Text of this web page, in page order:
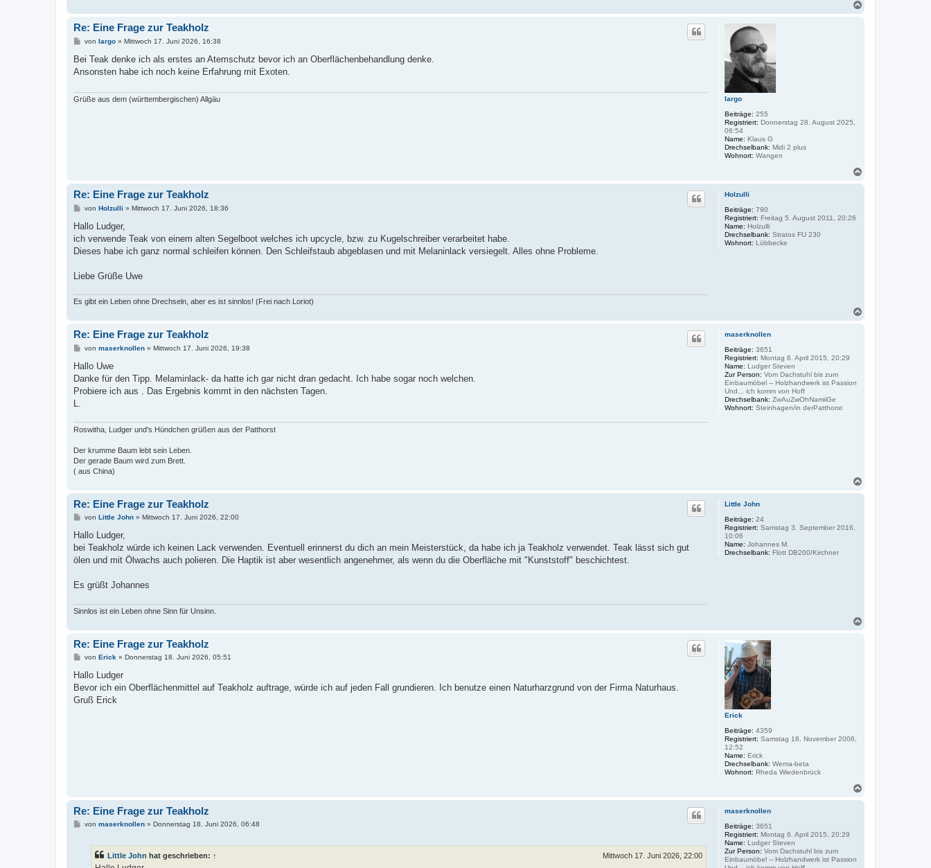
largo
Beiträge: 255
Registriert: Donnerstag 28. August 2025,
06:54
Name: Klaus G
Drechselbank: Midi 2 plus
Wohnort: Wangen
Re: Eine Frage zur Teakholz
B
i
r
von largo» Mittwoch 17. Juni 2026, 16:38
Bei Teak denke ich als erstes an Atemschutz bevor ich an Oberflächenbehandlung denke.
Ansonsten habe ich noch keine Erfahrung mit Exoten.
Grüße aus dem (württembergischen) Allgäu
Holzulli
Beiträge: 790
Registriert: Freitag 5. August 2011, 20:26
Name: Holzulli
Drechselbank: Stratos FU 230
Wohnort: Lübbecke
Re: Eine Frage zur Teakholz
B
i
r
a
von Holzulli » Mittwoch 17. Juni 2026, 18:36
Hallo Ludger,
ich verwende Teak von einem alten Segelboot welches ich upcycle, bzw. zu Kugelschreiber verarbeitet habe.
Dieses habe ich ganz normal schleifen können. Den Schleifstaub abgeblasen und mit Melaninlack versiegelt. Alles ohne Probleme.
Liebe Grüße Uwe
Es gibt ein Leben ohne Drechseln, aber es ist sinnlos! (Frei nach Loriot)
maserknollen
Beiträge: 3651
Registriert: Montag 6. April 2015, 20:29
Name: Ludger Steven
Zur Person: Vom Dachstuhl bis zum
Einbaumöbel -- Holzhandwerk ist Passion
Und... ich komm von Hoff
Drechselbank: ZwAuZwOhNamiiGe
Wohnort: Steinhagen/in derPatthorst
Re: Eine Frage zur Teakholz
B
i
r
a
von maserknollen» Mittwoch 17. Juni 2026, 19:38
Hallo Uwe
Danke für den Tipp. Melaminlack- da hatte ich gar nicht dran gedacht. Ich habe sogar noch welchen.
Probiere ich aus . Das Ergebnis kommt in den nächsten Tagen.
Roswitha, Ludger und's Hündchen grüßen aus der Patthorst
Der krumme Baum lebt sein Leben.
Der gerade Baum wird zum Brett.
( aus China)
Little John
Beiträge: 24
Registriert: Samstag 3. September 2016,
10:06
Name: Johannes M.
Drechselbank: Flott DB200/Kirchner
Re: Eine Frage zur Teakholz
B
i
r
a
von Little John» Mittwoch 17. Juni 2026, 22:00
Hallo Ludger,
bei Teakholz würde ich keinen Lack verwenden. Eventuell erinnerst du dich an mein Meisterstück, da habe ich ja Teakholz verwendet. Teak lässt sich gut
ölen und mit Ölwachs auch polieren. Die Haptik ist aber wesentlich angenehmer, als wenn du die Oberfläche mit "Kunststoff" beschichtest.
Es grüßt Johannes
Sinnlos ist ein Leben ohne Sinn für Unsinn.
Erick
Beiträge: 4359
Registriert: Samstag 18. November 2006,
12:52
Name: Erick
Drechselbank: Wema-beta
Wohnort: Rheda Wiedenbrück
Re: Eine Frage zur Teakholz
B
i
r
a
von Erick» Donnerstag 18. Juni 2026, 05:51
Hallo Ludger
Bevor ich ein Oberflächenmittel auf Teakholz auftrage, würde ich auf jeden Fall grundieren. Ich benutze einen Naturharzgrund von der Firma Naturhaus.
Gruß Erick
maserknollen
Beiträge: 3651
Registriert: Montag 6. April 2015, 20:29
Name: Ludger Steven
Zur Person: Vom Dachstuhl bis zum
Einbaumöbel -- Holzhandwerk ist Passion
Re: Eine Frage zur Teakholz
Bvon maserknollen» Donnerstag 18. Juni 2026, 06:48
Little John hat geschrieben: ↑ Mittwoch 17. Juni 2026, 22:00